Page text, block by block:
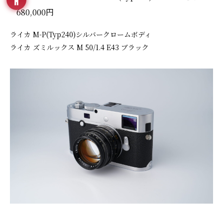
680,000円
ライカ M-P(Typ240)シルバークロームボディ
ライカ ズミルックス M 50/1.4 E43 ブラック